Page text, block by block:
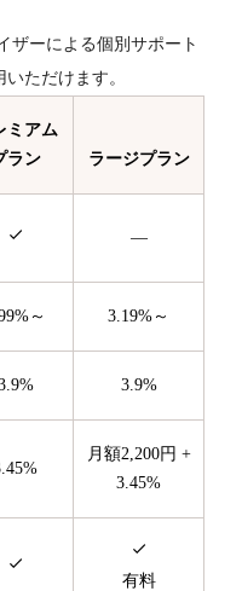
ザーによる個別サポート
ただけます。
ミアム
ラン
ラージプラン
—
～ 3.19%～
3.9%
月額2,200円 +
3.45%
有料